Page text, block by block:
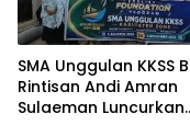
SMA Unggulan KKSS
Rintisan Andi Amran
Sulaeman Luncurkan